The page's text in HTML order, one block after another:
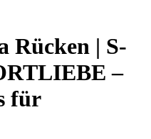
Rücken | S-
–
für